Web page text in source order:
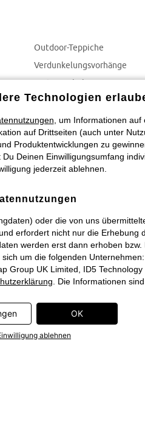
Outdoor-Teppiche
Verdunkelungsvorhänge
Gartenmöbel
Balkonmöbel
Gartendeko
Technologien
, um Informationen
auf Drittseiten (auch unter
Produktentwicklungen zu
Deinen Einwilligungsumfang
jederzeit ablehnen.
oder die von uns
erfordert nicht nur die Erhebung
werden erst dann erhoben
um die folgenden
UK Limited, ID5
. Die Informationen
OK
ablehnen